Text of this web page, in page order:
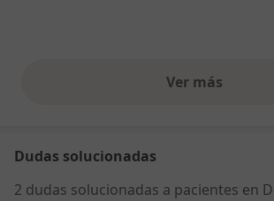
Ver másopiniones
Dudas solucionadas
2 dudas solucionadas a pacientes en